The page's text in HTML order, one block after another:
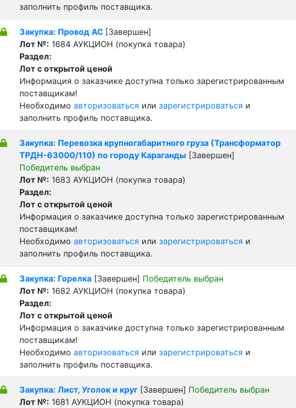
заполнить профиль поставщика.
Закупка: Провод АС [Завершен]
Лот №: 1684 АУКЦИОН (покупка товара)
Раздел:
Лот с открытой ценой
Информация о заказчике доступна только зарегистрированным
поставщикам!
Необходимо авторизоваться или зарегистрироваться и
заполнить профиль поставщика.
Закупка: Перевозка крупногабаритного груза (Трансформатор
ТРДН-63000/110) по городу Караганды [Завершен]
Победитель выбран
Лот №: 1683 АУКЦИОН (покупка товара)
Раздел:
Лот с открытой ценой
Информация о заказчике доступна только зарегистрированным
поставщикам!
Необходимо авторизоваться или зарегистрироваться и
заполнить профиль поставщика.
Закупка: Горелка [Завершен] Победитель выбран
Лот №: 1682 АУКЦИОН (покупка товара)
Раздел:
Лот с открытой ценой
Информация о заказчике доступна только зарегистрированным
поставщикам!
Необходимо авторизоваться или зарегистрироваться и
заполнить профиль поставщика.
Закупка: Лист, Уголок и круг [Завершен] Победитель выбран
Лот №: 1681 АУКЦИОН (покупка товара)